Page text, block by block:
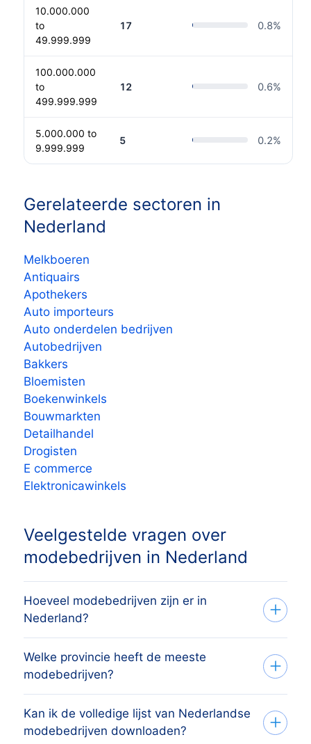
10.000.000
to
49.999.999
17 0.8%
100.000.000
to
499.999.999
12 0.6%
5.000.000 to
9.999.999
5 0.2%
Gerelateerde sectoren in
Nederland
Melkboeren
Antiquairs
Apothekers
Auto importeurs
Auto onderdelen bedrijven
Autobedrijven
Bakkers
Bloemisten
Boekenwinkels
Bouwmarkten
Detailhandel
Drogisten
E commerce
Elektronicawinkels
Veelgestelde vragen over
modebedrijven in Nederland
Hoeveel modebedrijven zijn er in
Nederland?
Het overzicht bevat 2.112 actieve
modebedrijven verspreid over alle 12
provincies, afkomstig uit het
handelsregister van de Kamer van
Koophandel (KvK) en maandelijks
Welke provincie heeft de meeste
modebedrijven?
De provincie met de meeste
modebedrijven is Noord-Holland, gevolgd
Kan ik de volledige lijst van Nederlandse
modebedrijven downloaden?